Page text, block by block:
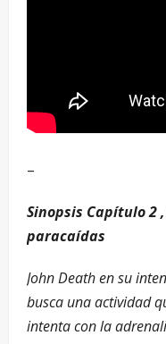
–
Sinopsis Capítulo 2
paracaídas
John Death en su
busca una actividad
intenta con la